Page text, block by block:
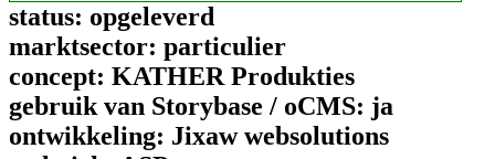
status: opgeleverd
marktsector: particulier
concept: KATHER Produkties
gebruik van Storybase / oCMS: ja
ontwikkeling: Jixaw websolutions